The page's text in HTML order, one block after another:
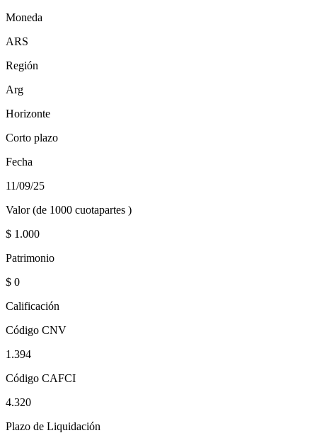
Moneda
ARS
Región
Arg
Horizonte
Corto plazo
Fecha
11/09/25
Valor (de 1000 cuotapartes )
$ 1.000
Patrimonio
$ 0
Calificación
Código CNV
1.394
Código CAFCI
4.320
Plazo de Liquidación